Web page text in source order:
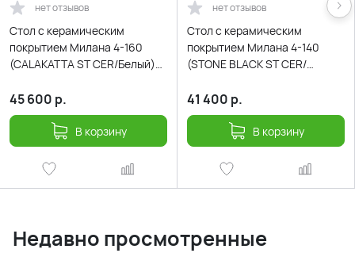
нет отзывов
Cтол с керамическим
покрытием Милана 4-160
(CALAKATTA ST CER/Белый)
45 600 р.
В корзину
нет отзывов
Cтол с керамическим
покрытием Милана 4-140
(STONE BLACK ST CER/
41 400 р.
В корзину
Недавно просмотренные